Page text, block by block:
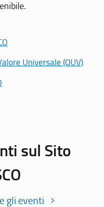
Universale (OUV)
sul Sito
gli eventi